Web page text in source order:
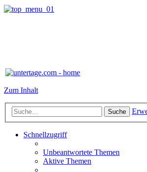
Zum Inhalt
Suche
Schnellzugriff
Unbeantwortete Themen
Aktive Themen